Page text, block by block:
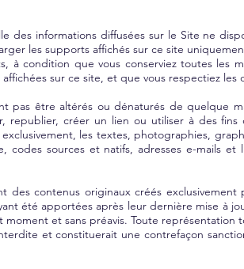
des informations diffusées sur le Site ne
les supports affichés sur ce site
à condition que vous conserviez toutes les
sur ce site, et que vous respectiez
pas être altérés ou dénaturés de quelque
republier, créer un lien ou utiliser à des
les textes, photographies,
codes sources et natifs, adresses e-mails
des contenus originaux créés
été apportées après leur dernière mise à
et sans préavis. Toute
et constituerait une contrefaçon